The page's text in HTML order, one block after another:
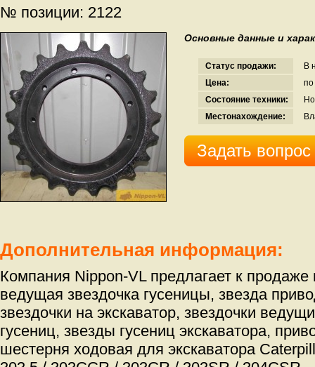
№ позиции: 2122
Основные данные и
Статус продажи:
В
Цена:
по
Состояние техники:
Местонахождение:
Задать вопрос
Дополнительная информация:
Компания Nippon-VL предлагает к
ведущая звездочка гусеницы, звезда
звездочки на экскаватор, звездочки
гусениц, звезды гусениц экскаватора,
шестерня ходовая для экскаватора